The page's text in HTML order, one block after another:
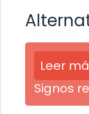
Leer
Signos